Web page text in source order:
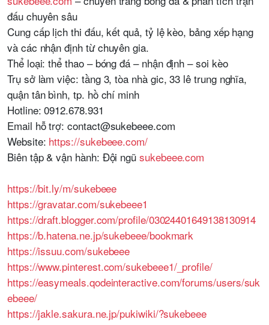
đấu chuyên sâu
Cung cấp lịch thi đấu, kết quả, tỷ lệ kèo, bảng xếp hạng
và các nhận định từ chuyên gia.
Thể loại: thể thao – bóng đá – nhận định – soi kèo
Trụ sở làm việc: tầng 3, tòa nhà gic, 33 lê trung nghĩa,
quận tân bình, tp. hồ chí minh
Hotline: 0912.678.931
Email hỗ trợ: contact@sukebeee.com
Website: https://sukebeee.com/
Biên tập & vận hành: Đội ngũsukebeee.com
https://bit.ly/m/sukebeee
https://gravatar.com/sukebeee1
https://draft.blogger.com/profile/03024401649138130914
https://b.hatena.ne.jp/sukebeee/bookmark
https://issuu.com/sukebeee
https://www.pinterest.com/sukebeee1/_profile/
https://easymeals.qodeinteractive.com/forums/users/suk
ebeee/
https://jakle.sakura.ne.jp/pukiwiki/?sukebeee